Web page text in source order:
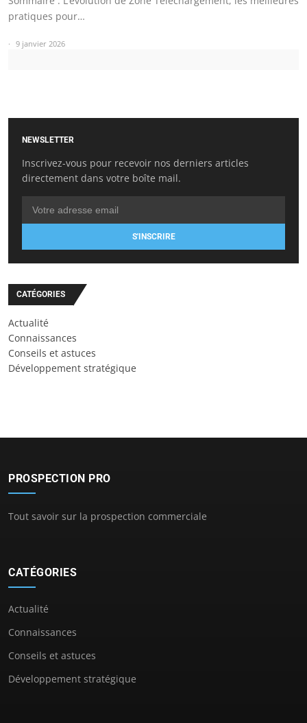
pratiques pour…
9 janvier 2026
NEWSLETTER
Inscrivez-vous pour recevoir nos derniers articles
directement dans votre boîte mail.
S'INSCRIRE
CATÉGORIES
Actualité
Connaissances
Conseils et astuces
Développement stratégique
PROSPECTION PRO
Tout savoir sur la prospection commerciale
CATÉGORIES
Actualité
Connaissances
Conseils et astuces
Développement stratégique